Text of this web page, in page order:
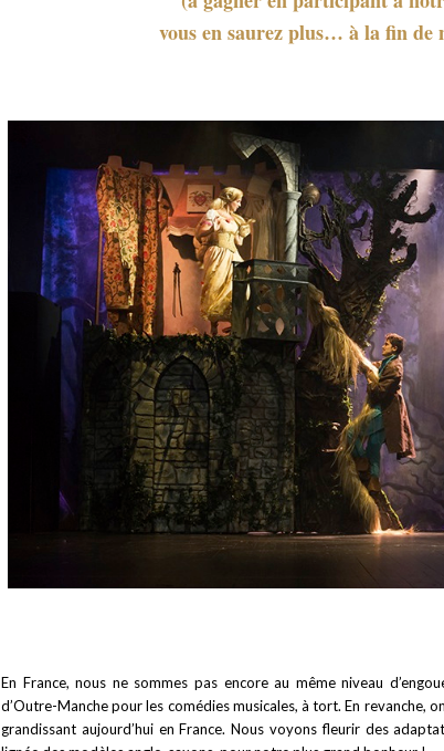
vous en saurez plus… à la fin de
En France, nous ne sommes pas encore au même niveau
d’Outre-Manche pour les comédies musicales, à tort. En revanche,
grandissant aujourd’hui en France. Nous voyons fleurir des